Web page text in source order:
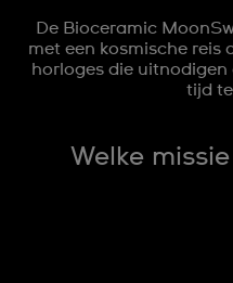
De Bioceramic
met een kosmische reis
horloges die uitnodigen
tijd
Welke